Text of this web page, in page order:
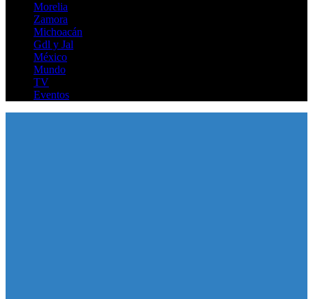
Morelia
Zamora
Michoacán
Gdl y Jal
México
Mundo
TV
Eventos